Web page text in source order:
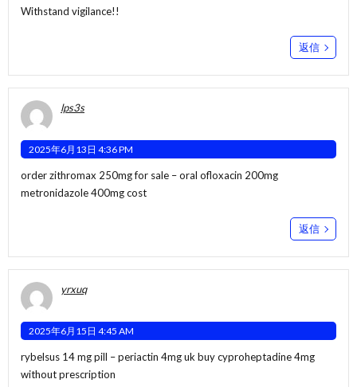
Withstand vigilance!!
返信
lps3s
2025年6月13日 4:36 PM
order zithromax 250mg for sale –oral ofloxacin 200mg
metronidazole 400mg cost
返信
yrxuq
2025年6月15日 4:45 AM
rybelsus 14 mg pill –periactin 4mg uk buy cyproheptadine 4mg
without prescription